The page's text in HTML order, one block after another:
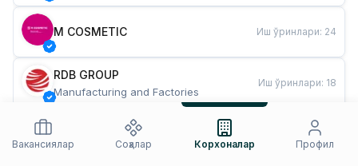
M COSMETIC Иш ўринлари: 24
RDB GROUP
Manufacturing and Factories
Иш ўринлари: 18
Restaurants and Fast Food
Иш ўринлари
Вакансиялар
Соҳалар Корхоналар Профил